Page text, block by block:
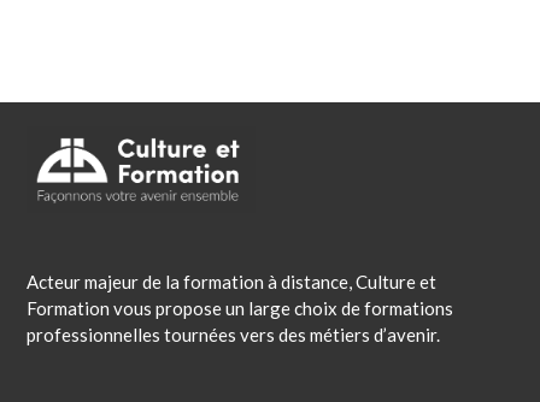
Acteur majeur de la formation à distance, Culture et
Formation vous propose un large choix de formations
professionnelles tournées vers des métiers d’avenir.